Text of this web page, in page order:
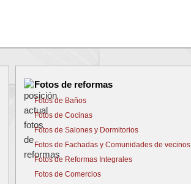
Fotos de reformas
Fotos de Baños
Fotos de Cocinas
Fotos de Salones y Dormitorios
Fotos de Fachadas y Comunidades de vecinos
Fotos de Reformas Integrales
Fotos de Comercios